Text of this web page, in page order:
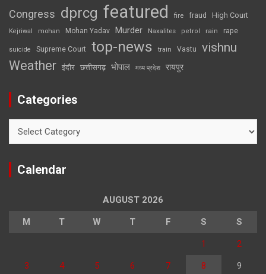
Congress dprcg featured fire fraud High Court
Kejriwal mohan Mohan Yadav Murder Naxalites petrol rain rape
suicide Supreme Court top-news train Vastu vishnu
Weather इंदौर छत्तीसगढ़ भोपाल मध्य प्रदेश रायपुर
Categories
Calendar
AUGUST 2026
M T W T F S S
1 2
3 4 5 6 7 8 9